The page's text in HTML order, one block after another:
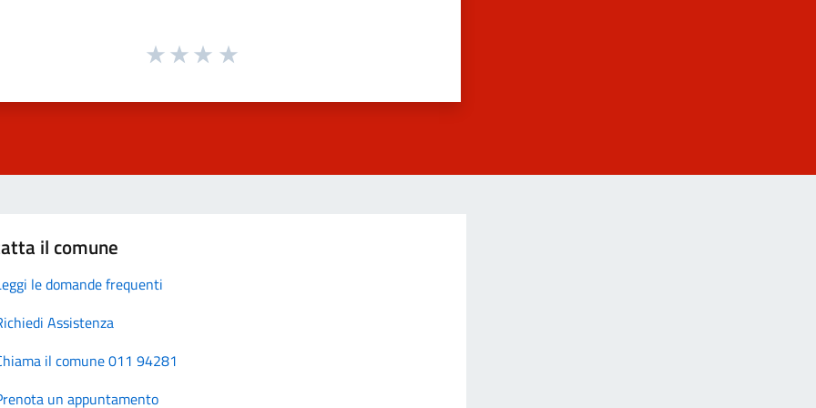
il comune
le domande frequenti
Assistenza
il comune 011 94281
un appuntamento